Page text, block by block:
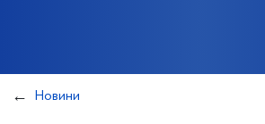
Новини